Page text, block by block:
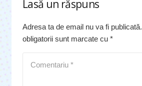
Lasă un răspuns
Adresa ta de email nu va fi publicată.
obligatorii sunt marcate cu *